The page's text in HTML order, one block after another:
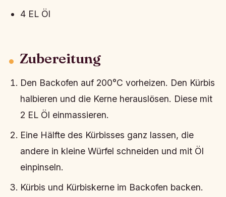
4 EL Öl
Zubereitung
Den Backofen auf 200°C vorheizen. Den Kürbis
halbieren und die Kerne herauslösen. Diese mit
2 EL Öl einmassieren.
Eine Hälfte des Kürbisses ganz lassen, die
andere in kleine Würfel schneiden und mit Öl
einpinseln.
Kürbis und Kürbiskerne im Backofen backen.